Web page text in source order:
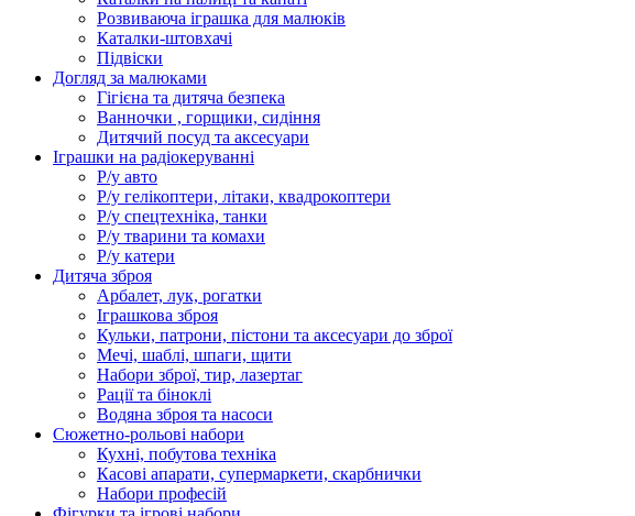
Розвиваюча іграшка для малюків
Каталки-штовхачі
Підвіски
Догляд за малюками
Гігієна та дитяча безпека
Ванночки , горщики, сидіння
Дитячий посуд та аксесуари
Іграшки на радіокеруванні
Р/у авто
Р/у гелікоптери, літаки, квадрокоптери
Р/у спецтехніка, танки
Р/у тварини та комахи
Р/у катери
Дитяча зброя
Арбалет, лук, рогатки
Іграшкова зброя
Кульки, патрони, пістони та аксесуари до зброї
Мечі, шаблі, шпаги, щити
Набори зброї, тир, лазертаг
Рації та біноклі
Водяна зброя та насоси
Сюжетно-рольові набори
Кухні, побутова техніка
Касові апарати, супермаркети, скарбнички
Набори професій